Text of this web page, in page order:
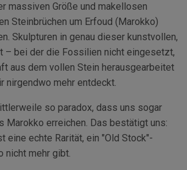
massiven Größe und makellosen
Steinbrüchen um Erfoud (Marokko)
Skulpturen in genau dieser kunstvollen,
– bei der die Fossilien nicht eingesetzt,
aus dem vollen Stein herausgearbeitet
nirgendwo mehr entdeckt.
so paradox, dass uns sogar
Marokko erreichen. Das bestätigt uns:
eine echte Rarität, ein "Old Stock"-
nicht mehr gibt.